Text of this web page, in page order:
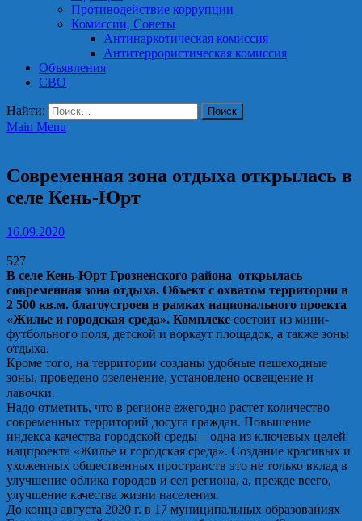
Противодействие коррупции
Комиссии, Советы
Антинаркотическая комиссия
Антитеррористическая комиссия
Объявления
СВО
Найти:
Main Menu
Современная зона отдыха открылась в
селе Кень-Юрт
16.09.2020
527
В селе Кень-Юрт Грозненского района открылась
современная зона отдыха. Объект с охватом территории в
2 500 кв.м. благоустроен в рамках национального проекта
«Жилье и городская среда». Комплекс состоит из мини-
футбольного поля, детской и воркаут площадок, а также зоны
отдыха.
Кроме того, на территории созданы удобные пешеходные
зоны, проведено озеленение, установлено освещение и
лавочки.⠀
Надо отметить, что в регионе ежегодно растет количество
современных территорий досуга граждан. Повышение
индекса качества городской среды – одна из ключевых целей
нацпроекта «Жилье и городская среда». Создание красивых и
ухоженных общественных пространств это не только вклад в
улучшение облика городов и сел региона, а, прежде всего,
улучшение качества жизни населения.
До конца августа 2020 г. в 17 муниципальных образованиях